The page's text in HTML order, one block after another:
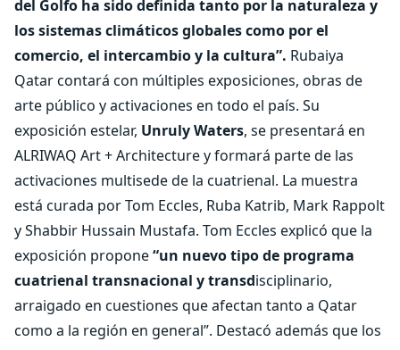
del Golfo ha sido definida tanto por la naturaleza y
los sistemas climáticos globales como por el
comercio, el intercambio y la cultura”. Rubaiya
Qatar contará con múltiples exposiciones, obras de
arte público y activaciones en todo el país. Su
exposición estelar, Unruly Waters, se presentará en
ALRIWAQ Art + Architecture y formará parte de las
activaciones multisede de la cuatrienal. La muestra
está curada por Tom Eccles, Ruba Katrib, Mark Rappolt
y Shabbir Hussain Mustafa. Tom Eccles explicó que la
exposición propone“un nuevo tipo de programa
cuatrienal transnacional y transdisciplinario,
arraigado en cuestiones que afectan tanto a Qatar
como a la región en general”. Destacó además que los